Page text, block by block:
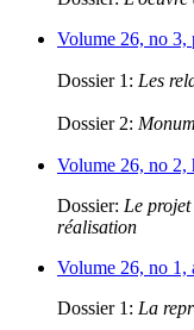
Volume 26, no 3,
Dossier 1: Les
Dossier 2:
Volume 26, no 2,
Dossier: Le
réalisation
Volume 26, no 1,
Dossier 1: La